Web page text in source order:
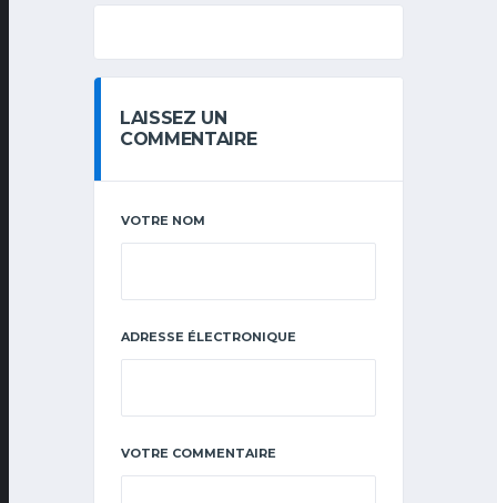
LAISSEZ UN
COMMENTAIRE
VOTRE NOM
ADRESSE ÉLECTRONIQUE
VOTRE COMMENTAIRE